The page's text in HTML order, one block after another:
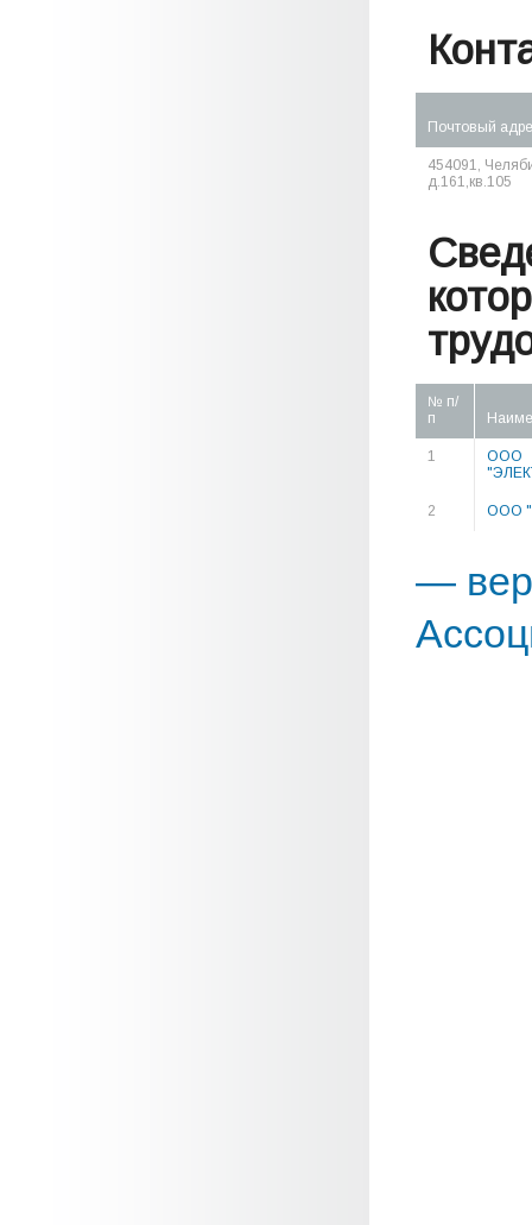
Почтовый
454091,
д.161,кв.105
№ п/
п
1
ООО
2 ООО
—